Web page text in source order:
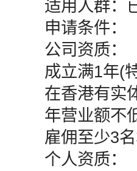
适用人群：
申请条件：
公司资质：
成立满1年(
在香港有实
年营业额不
雇佣至少3
个人资质：